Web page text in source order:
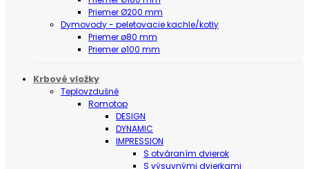
Priemer Ø200 mm
Dymovody - peletovacie kachle/kotly
Priemer ø80 mm
Priemer ø100 mm
Krbové vložky
Teplovzdušné
Romotop
DESIGN
DYNAMIC
IMPRESSION
S otváraním dvierok
S výsuvnými dvierkami